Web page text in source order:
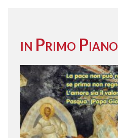
in Primo Piano